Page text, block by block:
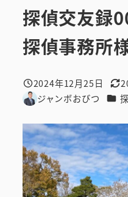
探偵交友録
探偵事務所
投稿日
2024年12月25日
更
著
ジャンボおびつ カテ